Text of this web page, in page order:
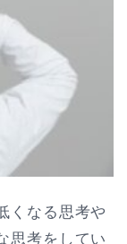
くなる思考や
思考をしてい